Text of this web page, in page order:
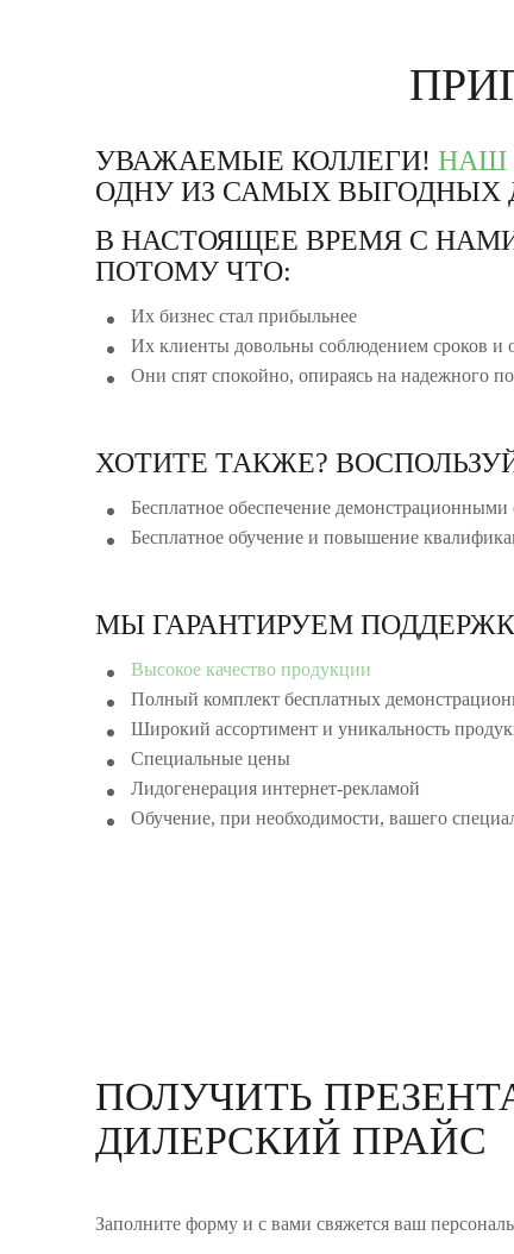
УВАЖАЕМЫЕ КОЛЛЕГИ! НАШ
ОДНУ ИЗ САМЫХ ВЫГОДНЫХ
В НАСТОЯЩЕЕ ВРЕМЯ С
ПОТОМУ ЧТО:
Их бизнес стал прибыльнее
Их клиенты довольны соблюдением сроков и
Они спят спокойно, опираясь на надежного
ХОТИТЕ ТАКЖЕ?
Бесплатное обеспечение демонстрационными
Бесплатное обучение и повышение
МЫ ГАРАНТИРУЕМ
Высокое качество продукции
Полный комплект бесплатных
Широкий ассортимент и уникальность
Специальные цены
Лидогенерация интернет-рекламой
Обучение, при необходимости, вашего
ПОЛУЧИТЬ
ДИЛЕРСКИЙ ПРАЙС
Заполните форму и с вами свяжется ваш